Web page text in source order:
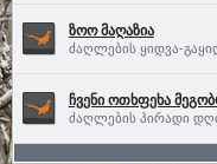
ზოო მაღაზია
ძაღლების ყიდვა-
ჩვენი ოთხფეხა
ძაღლების პირადი